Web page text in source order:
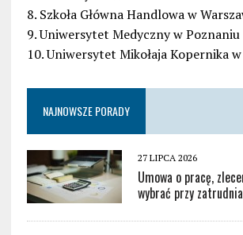
8. Szkoła Główna Handlowa w
9. Uniwersytet Medyczny w Poznaniu
10. Uniwersytet Mikołaja Kopernika
NAJNOWSZE PORADY
27 LIPCA 2026
Umowa o pracę,
wybrać przy